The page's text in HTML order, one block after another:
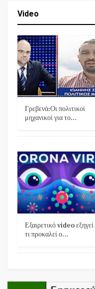
Video
Γρεβενά:Οι πολιτικοί
μηχανικοί για το…
Εξαιρετικό video εξηγεί
τι προκαλεί ο…